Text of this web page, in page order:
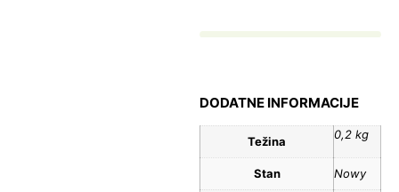
DODATNE INFORMACIJE
Težina 0,2 kg
Stan Nowy